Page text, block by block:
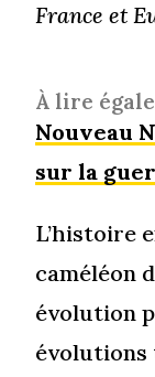
France et
À lire
Nouveau
sur la
L’histoire
caméléon
évolution
évolutions